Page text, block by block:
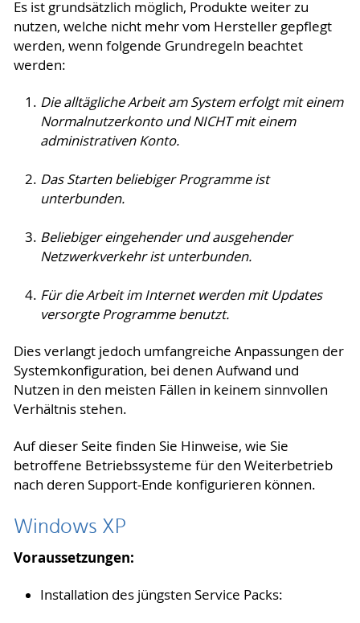
Es ist grundsätzlich möglich, Produkte weiter zu
nutzen, welche nicht mehr vom Hersteller gepflegt
werden, wenn folgende Grundregeln beachtet
werden:
Die alltägliche Arbeit am System erfolgt mit einem
Normalnutzerkonto und NICHT mit einem
administrativen Konto.
Das Starten beliebiger Programme ist
unterbunden.
Beliebiger eingehender und ausgehender
Netzwerkverkehr ist unterbunden.
Für die Arbeit im Internet werden mit Updates
versorgte Programme benutzt.
Dies verlangt jedoch umfangreiche Anpassungen der
Systemkonfiguration, bei denen Aufwand und
Nutzen in den meisten Fällen in keinem sinnvollen
Verhältnis stehen.
Auf dieser Seite finden Sie Hinweise, wie Sie
betroffene Betriebssysteme für den Weiterbetrieb
nach deren Support-Ende konfigurieren können.
Windows XP
Voraussetzungen:
Installation des jüngsten Service Packs: